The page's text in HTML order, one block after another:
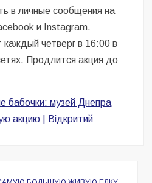
в личные сообщения на
и Instagram.
каждый четверг в 16:00 в
Продлится акция до
бабочки: музей Днепра
акцию | Відкритий